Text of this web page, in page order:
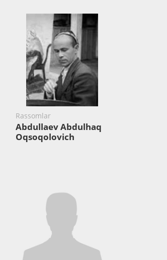
Rassomlar
Abdullaev Abdulhaq
Oqsoqolovich